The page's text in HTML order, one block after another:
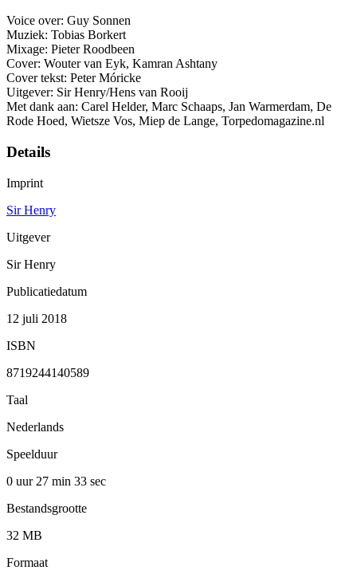
Voice over: Guy Sonnen
Muziek: Tobias Borkert
Mixage: Pieter Roodbeen
Cover: Wouter van Eyk, Kamran Ashtany
Cover tekst: Peter Móricke
Uitgever: Sir Henry/Hens van Rooij
Met dank aan: Carel Helder, Marc Schaaps, Jan Warmerdam, De
Rode Hoed, Wietsze Vos, Miep de Lange, Torpedomagazine.nl
Details
Imprint
Sir Henry
Uitgever
Sir Henry
Publicatiedatum
12 juli 2018
ISBN
8719244140589
Taal
Nederlands
Speelduur
0 uur 27 min 33 sec
Bestandsgrootte
32 MB
Formaat